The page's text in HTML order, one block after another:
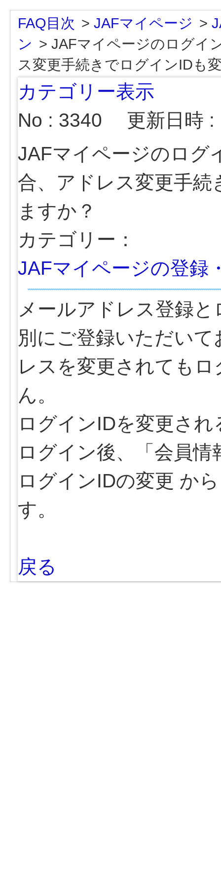
FAQ目次 > JAFマイページ >
ン > JAFマイページのログイ
ス変更手続きでログインIDも
カテゴリー表示
No : 3340
更新日時
JAFマイページのログ
合、アドレス変更手
ますか？
カテゴリー：
JAFマイページの登録
メールアドレス登録
別にご登録いただい
レスを変更されても
ん。
ログインIDを変更され
ログイン後、「会員
ログインIDの変更 か
す。
戻る